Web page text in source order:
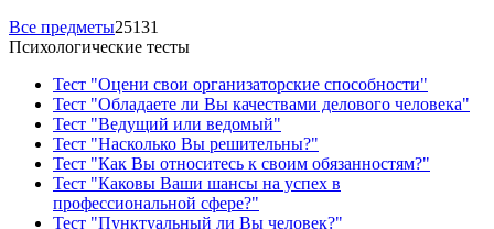
Все предметы25131
Психологические тесты
Тест "Оцени свои организаторские способности"
Тест "Обладаете ли Вы качествами делового человека"
Тест "Ведущий или ведомый"
Тест "Насколько Вы решительны?"
Тест "Как Вы относитесь к своим обязанностям?"
Тест "Каковы Ваши шансы на успех в
профессиональной сфере?"
Тест "Пунктуальный ли Вы человек?"